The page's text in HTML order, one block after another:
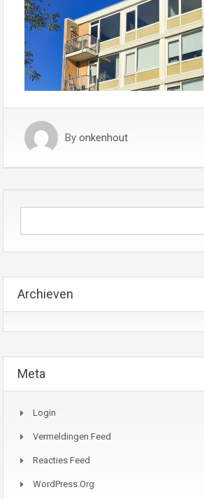
By onkenhout
Archieven
Meta
Login
Vermeldingen Feed
Reacties Feed
WordPress.org